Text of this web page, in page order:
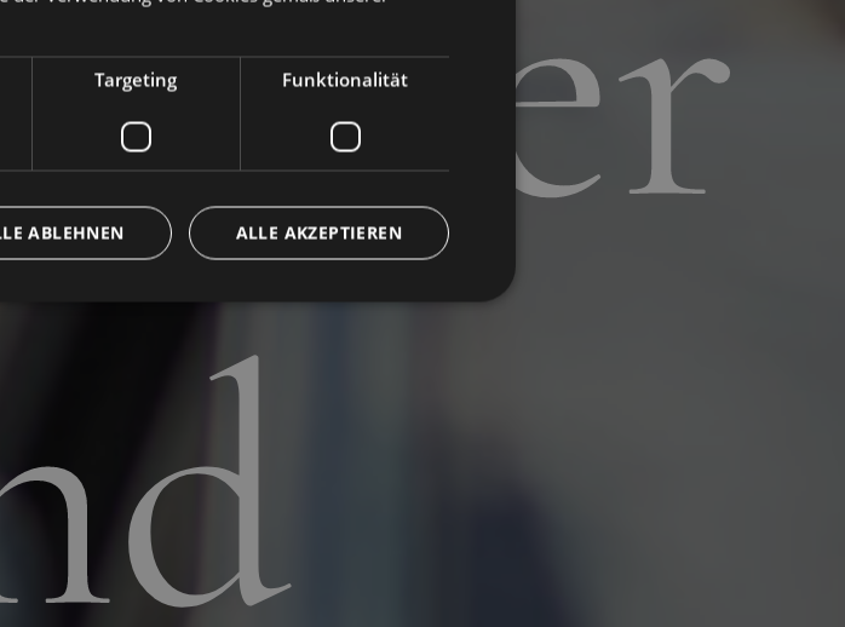
Targeting Funktionalität
ALLE AKZEPTIEREN
ABLEHNEN